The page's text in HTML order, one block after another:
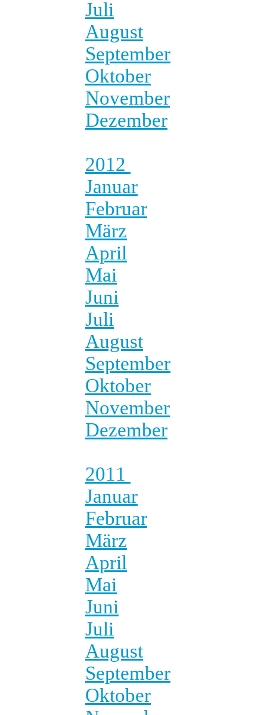
Juli
August
September
Oktober
November
Dezember
2012
Januar
Februar
März
April
Mai
Juni
Juli
August
September
Oktober
November
Dezember
2011
Januar
Februar
März
April
Mai
Juni
Juli
August
September
Oktober